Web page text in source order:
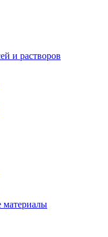
и растворов
материалы